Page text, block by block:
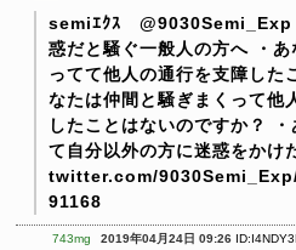
semiｴｸｽ @9030Semi_Exp
惑だと騒ぐ一般人の方へ ・
ってて他人の通行を支障した
なたは仲間と騒ぎまくって他
したことはないのですか？
て自分以外の方に迷惑をかけ
twitter.com/
91168
743mg 2019年04月24日 09:26